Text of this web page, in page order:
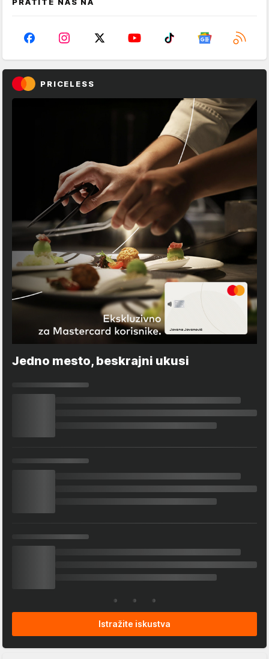
PRATITE NAS NA
PRICELESS
Jedno mesto, beskrajni ukusi
Istražite iskustva